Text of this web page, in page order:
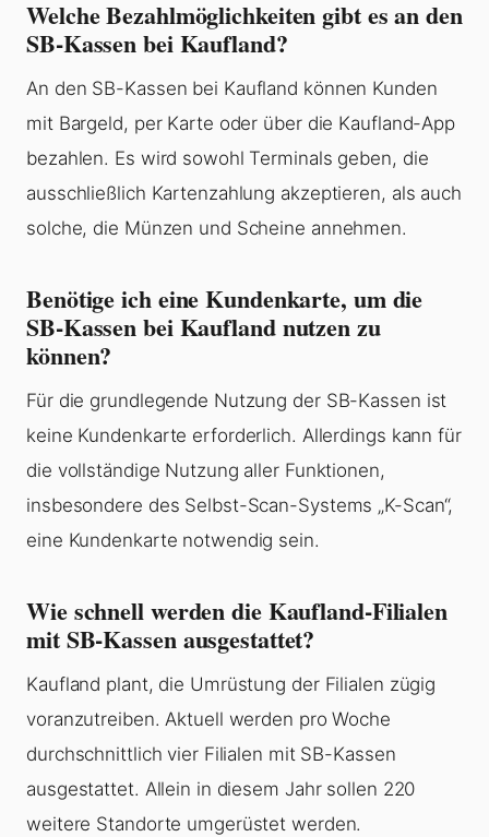
Welche Bezahlmöglichkeiten gibt es an den
SB-Kassen bei Kaufland?
An den SB-Kassen bei Kaufland können Kunden
mit Bargeld, per Karte oder über die Kaufland-App
bezahlen. Es wird sowohl Terminals geben, die
ausschließlich Kartenzahlung akzeptieren, als auch
solche, die Münzen und Scheine annehmen.
Benötige ich eine Kundenkarte, um die
SB-Kassen bei Kaufland nutzen zu
können?
Für die grundlegende Nutzung der SB-Kassen ist
keine Kundenkarte erforderlich. Allerdings kann für
die vollständige Nutzung aller Funktionen,
insbesondere des Selbst-Scan-Systems „K-Scan“,
eine Kundenkarte notwendig sein.
Wie schnell werden die Kaufland-Filialen
mit SB-Kassen ausgestattet?
Kaufland plant, die Umrüstung der Filialen zügig
voranzutreiben. Aktuell werden pro Woche
durchschnittlich vier Filialen mit SB-Kassen
ausgestattet. Allein in diesem Jahr sollen 220
weitere Standorte umgerüstet werden.